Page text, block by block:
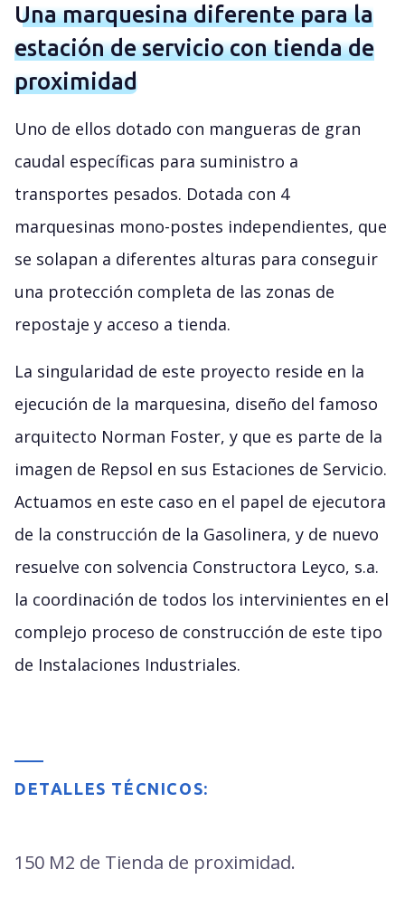
Una marquesina diferente para la
estación de servicio con tienda de
proximidad
Uno de ellos dotado con mangueras de gran
caudal específicas para suministro a
transportes pesados. Dotada con 4
marquesinas mono-postes independientes, que
se solapan a diferentes alturas para conseguir
una protección completa de las zonas de
repostaje y acceso a tienda.
La singularidad de este proyecto reside en la
ejecución de la marquesina, diseño del famoso
arquitecto Norman Foster, y que es parte de la
imagen de Repsol en sus Estaciones de Servicio.
Actuamos en este caso en el papel de ejecutora
de la construcción de la Gasolinera, y de nuevo
resuelve con solvencia Constructora Leyco, s.a.
la coordinación de todos los intervinientes en el
complejo proceso de construcción de este tipo
de Instalaciones Industriales.
DETALLES TÉCNICOS:
150 M2 de Tienda de proximidad.